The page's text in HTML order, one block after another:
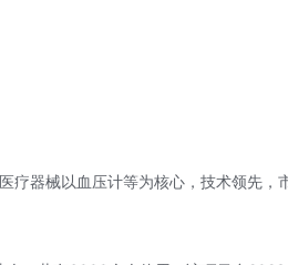
疗器械以血压计等为核心，技术领先，